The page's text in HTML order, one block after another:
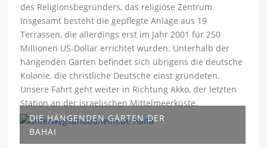
des Religionsbegründers, das religiöse Zentrum.
Insgesamt besteht die gepflegte Anlage aus 19
Terrassen, die allerdings erst im Jahr 2001 für 250
Millionen US-Dollar errichtet wurden. Unterhalb der
hängenden Gärten befindet sich übrigens die deutsche
Kolonie, die christliche Deutsche einst gründeten.
Unsere Fahrt geht weiter in Richtung Akko, der letzten
Station an der israelischen Mittelmeerküste.
DIE HÄNGENDEN GÄRTEN DER
BAHAI